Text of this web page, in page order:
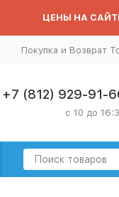
ЦЕНЫ НА
Покупка и Возврат
+7 (812) 929-91-
с 10 до